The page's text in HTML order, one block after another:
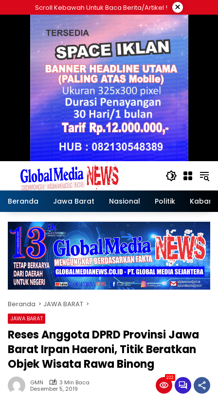
ke
Scroll Kebawah Untuk Baca Berita/artikel ! ×
Beranda Jawa Barat Nasional Politik Kabar
Beranda JAWA BARAT
JAWA BARAT
Reses Anggota DPRD Provinsi Jawa
Barat Irpan Haeroni, Titik Beratkan
Objek Wisata Rawa Binong
GMN
3 Min Baca
Desember 5, 2019
222